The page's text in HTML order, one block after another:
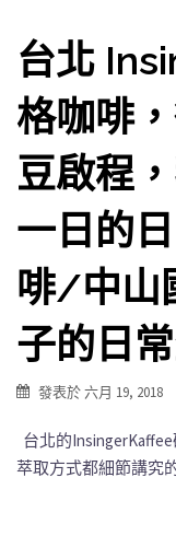
台北
格咖啡
豆啟程
一日的
啡/中山
子的日常
發表於六月 19, 2018
台北的
萃取方式都細節講究